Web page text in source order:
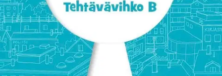
Avainsanoja S2 Tehtävävihko B soveltuu käytettäväksi
varhaiskasvatuksen ja esi- ja alkuopetuksen suomi toisena kielenä
(S2) -opetuksessa. Kirja sopii lukutaitoiselle oppilaalle. Se sopii
myös valmistavaan opetukseen, paluuoppilaiden opetukseen,
äidinkielen ja kirjallisuuden opetuksen eriyttäväksi materiaaliksi sekä
Suomi-koulujen käyttöön. Lisäksi materiaalia voi soveltaa oppilaan
oman äidinkielen opetuksessa.